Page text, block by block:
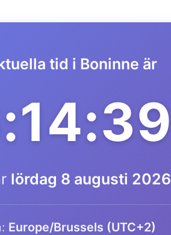
tid i Boninne är
lördag 8 augusti 2026
Europe/Brussels (UTC+2)